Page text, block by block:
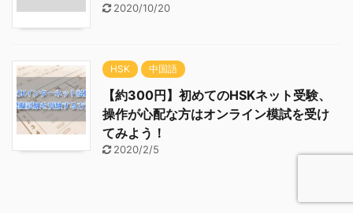
2020/10/20
HSK 中国語
【約300円】初めてのHSKネット受験、
操作が心配な方はオンライン模試を受け
てみよう！
2020/2/5